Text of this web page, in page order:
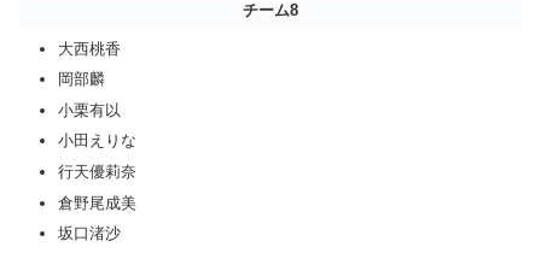
チーム8
大西桃香
岡部麟
小栗有以
小田えりな
行天優莉奈
倉野尾成美
坂口渚沙